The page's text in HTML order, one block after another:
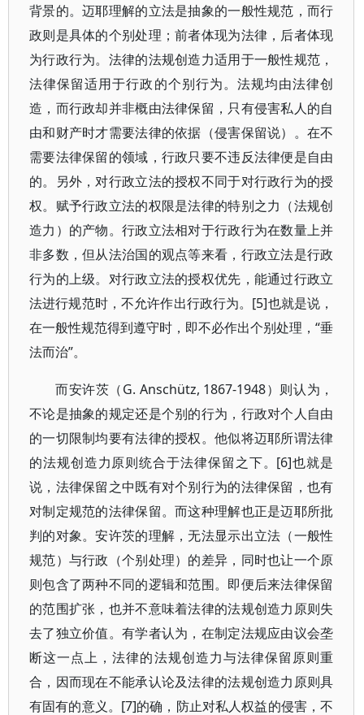
背景的。迈耶理解的立法是抽象的一般性规范，而行
政则是具体的个别处理；前者体现为法律，后者体现
为行政行为。法律的法规创造力适用于一般性规范，
法律保留适用于行政的个别行为。法规均由法律创
造，而行政却并非概由法律保留，只有侵害私人的自
由和财产时才需要法律的依据（侵害保留说）。在不
需要法律保留的领域，行政只要不违反法律便是自由
的。另外，对行政立法的授权不同于对行政行为的授
权。赋予行政立法的权限是法律的特别之力（法规创
造力）的产物。行政立法相对于行政行为在数量上并
非多数，但从法治国的观点等来看，行政立法是行政
行为的上级。对行政立法的授权优先，能通过行政立
法进行规范时，不允许作出行政行为。[5]也就是说，
在一般性规范得到遵守时，即不必作出个别处理，“垂
法而治”。
而安许茨（G. Anschütz, 1867-1948）则认为，
不论是抽象的规定还是个别的行为，行政对个人自由
的一切限制均要有法律的授权。他似将迈耶所谓法律
的法规创造力原则统合于法律保留之下。[6]也就是
说，法律保留之中既有对个别行为的法律保留，也有
对制定规范的法律保留。而这种理解也正是迈耶所批
判的对象。安许茨的理解，无法显示出立法（一般性
规范）与行政（个别处理）的差异，同时也让一个原
则包含了两种不同的逻辑和范围。即便后来法律保留
的范围扩张，也并不意味着法律的法规创造力原则失
去了独立价值。有学者认为，在制定法规应由议会垄
断这一点上，法律的法规创造力与法律保留原则重
合，因而现在不能承认论及法律的法规创造力原则具
有固有的意义。[7]的确，防止对私人权益的侵害，不